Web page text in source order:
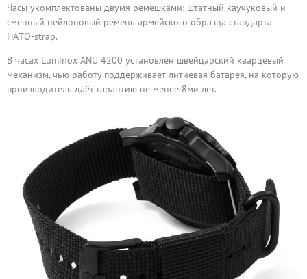
Часы укомплектованы двумя ремешками: штатный каучуковый и
сменный нейлоновый ремень армейского образца стандарта
НАTО-strap.
В часах Luminox ANU 4200 установлен швейцарский кварцевый
механизм, чью работу поддерживает литиевая батарея, на которую
производитель даёт гарантию не менее 8ми лет.